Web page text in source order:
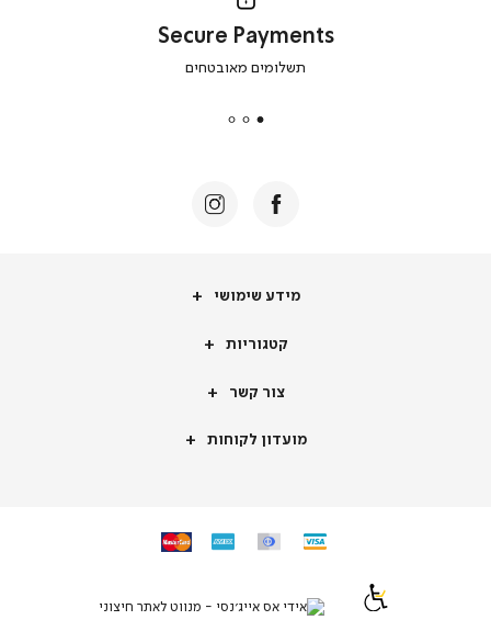
secure
|
Secure Payments
תשלומים מאובטחים
מידע
מידע שימושי
קטגוריותקטגוריות
צור
צור קשר
מועדון
מועדון לקוחות